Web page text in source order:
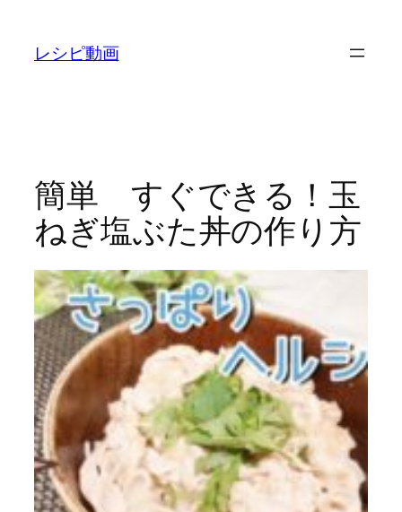
レシピ動画
簡単 すぐできる！玉
ねぎ塩ぶた丼の作り方